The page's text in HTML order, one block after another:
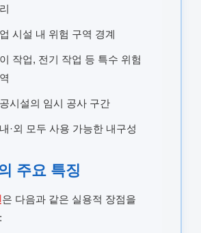
시설 내 위험 구역 경계
작업, 전기 작업 등 특수 위험
시설의 임시 공사 구간
·외 모두 사용 가능한 내구성
주요 특징
은 다음과 같은 실용적 장점을